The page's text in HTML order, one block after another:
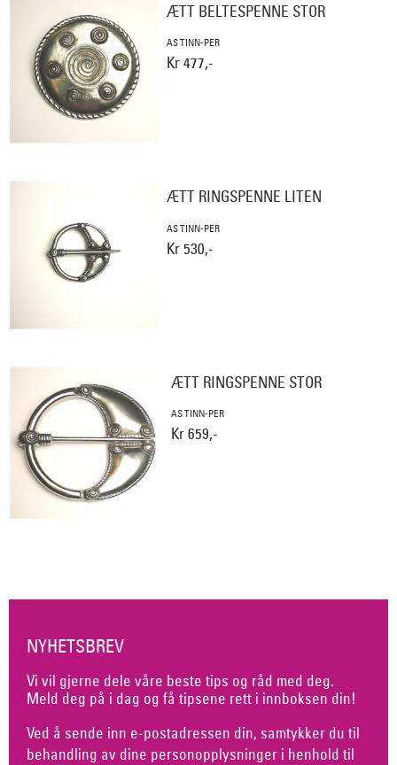
ÆTT BELTESPENNE STOR
AS TINN-PER
Kr 477,-
ÆTT RINGSPENNE LITEN
AS TINN-PER
Kr 530,-
ÆTT RINGSPENNE STOR
AS TINN-PER
Kr 659,-
NYHETSBREV
Vi vil gjerne dele våre beste tips og råd med deg.
Meld deg på i dag og få tipsene rett i innboksen din!
Ved å sende inn e-postadressen din, samtykker du til
behandling av dine personopplysninger i henhold til